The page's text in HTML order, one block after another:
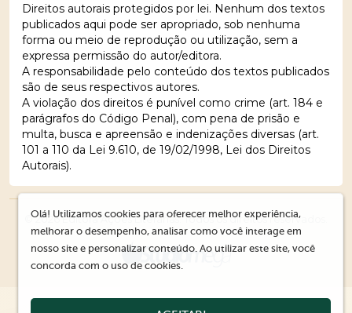
Direitos autorais protegidos por lei. Nenhum dos textos
publicados aqui pode ser apropriado, sob nenhuma
forma ou meio de reprodução ou utilização, sem a
expressa permissão do autor/editora.
A responsabilidade pelo conteúdo dos textos publicados
são de seus respectivos autores.
A violação dos direitos é punível como crime (art. 184 e
parágrafos do Código Penal), com pena de prisão e
multa, busca e apreensão e indenizações diversas (art.
101 a 110 da Lei 9.610, de 19/02/1998, Lei dos Direitos
Autorais).
© 2026 Editora Ações Literárias. Todos os direitos reservados.
Olá! Utilizamos cookies para oferecer melhor experiência,
melhorar o desempenho, analisar como você interage em
nosso site e personalizar conteúdo. Ao utilizar este site, você
concorda com o uso de cookies.